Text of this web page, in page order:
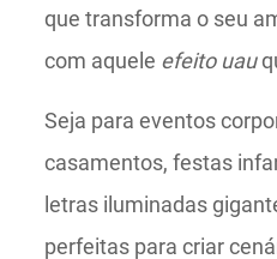
que transforma o seu
com aquele efeito uau
Seja para eventos
casamentos, festas
letras iluminadas
perfeitas para criar